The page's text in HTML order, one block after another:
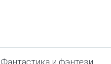
Фантастика и фэнтези